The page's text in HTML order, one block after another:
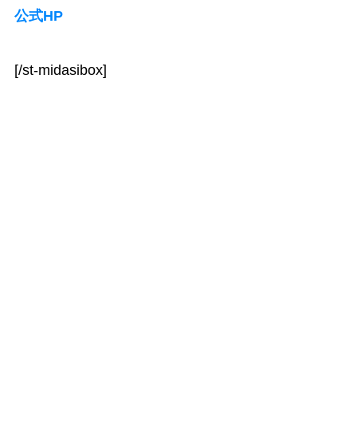
公式HP
[/st-midasibox]